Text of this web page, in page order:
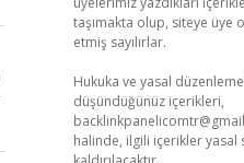
taşımakta olup, siteye üye
etmiş sayılırlar.
Hukuka ve yasal
düşündüğünüz içerikleri,
halinde, ilgili içerikler